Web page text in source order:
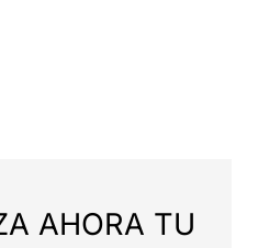
AHORA TU